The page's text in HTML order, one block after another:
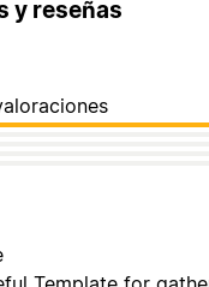
y reseñas